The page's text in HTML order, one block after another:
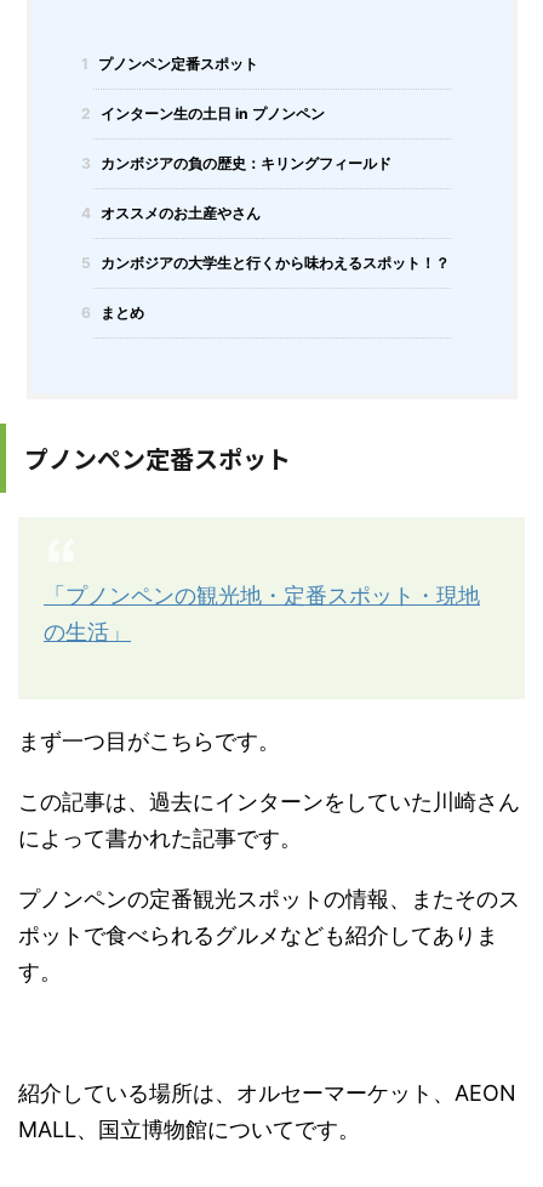
1 プノンペン定番スポット
2 インターン生の土日 in プノンペン
3 カンボジアの負の歴史：キリングフィールド
4 オススメのお土産やさん
5 カンボジアの大学生と行くから味わえるスポット！？
6 まとめ
プノンペン定番スポット
「プノンペンの観光地・定番スポット・現地
の生活」
まず一つ目がこちらです。
この記事は、過去にインターンをしていた川崎さん
によって書かれた記事です。
プノンペンの定番観光スポットの情報、またそのス
ポットで食べられるグルメなども紹介してありま
す。
紹介している場所は、オルセーマーケット、AEON
MALL、国立博物館についてです。